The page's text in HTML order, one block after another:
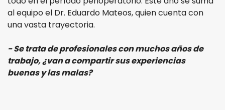
al equipo el Dr. Eduardo Mateos, quien cuenta con
una vasta trayectoria.
- Se trata de profesionales con muchos años de
trabajo, ¿van a compartir sus experiencias
buenas y las malas?